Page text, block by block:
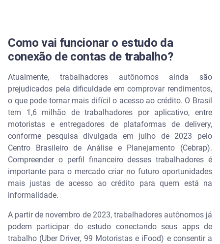
Como vai funcionar o estudo da
conexão de contas de trabalho?
Atualmente, trabalhadores autônomos ainda são
prejudicados pela dificuldade em comprovar rendimentos,
o que pode tornar mais difícil o acesso ao crédito. O Brasil
tem 1,6 milhão de trabalhadores por aplicativo, entre
motoristas e entregadores de plataformas de delivery,
conforme pesquisa divulgada em julho de 2023 pelo
Centro Brasileiro de Análise e Planejamento (Cebrap).
Compreender o perfil financeiro desses trabalhadores é
importante para o mercado criar no futuro oportunidades
mais justas de acesso ao crédito para quem está na
informalidade.
A partir de novembro de 2023, trabalhadores autônomos já
podem participar do estudo conectando seus apps de
trabalho (Uber Driver, 99 Motoristas e iFood) e consentir a